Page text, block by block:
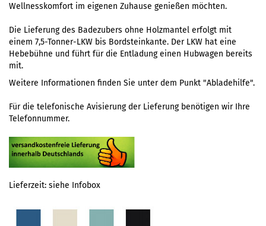
Wellnesskomfort im eigenen Zuhause genießen möchten.
Die Lieferung des Badezubers ohne Holzmantel erfolgt mit
einem 7,5-Tonner-LKW bis Bordsteinkante. Der LKW hat eine
Hebebühne und führt für die Entladung einen Hubwagen bereits
mit.
Weitere Informationen finden Sie unter dem Punkt "Abladehilfe".
Für die telefonische Avisierung der Lieferung benötigen wir Ihre
Telefonnummer.
Lieferzeit: siehe Infobox